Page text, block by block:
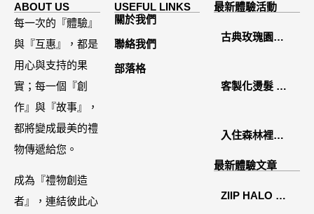
ABOUT US
每一次的『體驗』
與『互惠』，都是
用心與支持的果
實；每一個『創
作』與『故事』，
都將變成最美的禮
物傳遞給您。
成為『禮物創造
者』，連結彼此心
USEFUL LINKS
關於我們
聯絡我們
部落格
最新體驗活動
古典玫瑰園
禮盒開箱分享 /
客製化燙髮 鏡
入住森林裡的
住宿˙八番私人
最新體驗文章
ZIIP HALO 居